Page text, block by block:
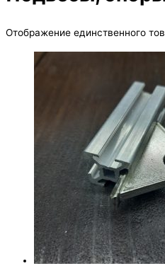
Отображение единственного